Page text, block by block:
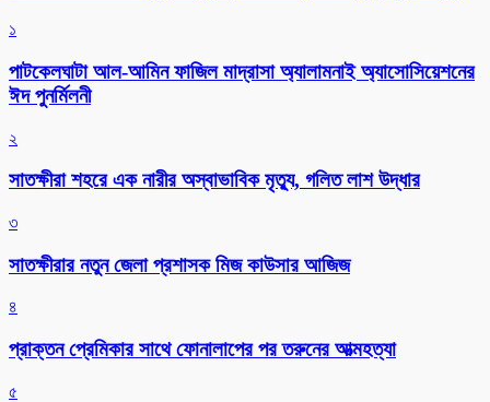
১
পাটকেলঘাটা আল-আমিন ফাজিল মাদ্রাসা অ্যালামনাই অ্যাসোসিয়েশনের
ঈদ পুনর্মিলনী
২
সাতক্ষীরা শহরে এক নারীর অস্বাভাবিক মৃত্যু, গলিত লাশ উদ্ধার
৩
সাতক্ষীরার নতুন জেলা প্রশাসক মিজ কাউসার আজিজ
৪
প্রাক্তন প্রেমিকার সাথে ফোনালাপের পর তরুনের আত্মহত্যা
৫